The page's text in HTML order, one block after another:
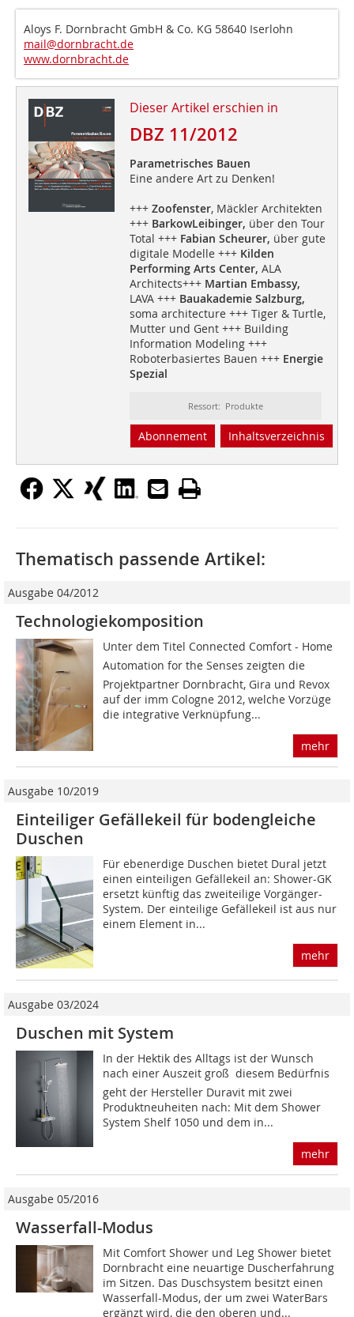
Aloys F. Dornbracht GmbH & Co. KG 58640 Iserlohn
mail@dornbracht.de
www.dornbracht.de
Dieser Artikel erschien in
DBZ 11/2012
Parametrisches Bauen
Eine andere Art zu Denken!
+++ Zoofenster, Mäckler Architekten
+++BarkowLeibinger, über den Tour
Total +++Fabian Scheurer, über gute
digitale Modelle +++ Kilden
Performing Arts Center, ALA
Architects+++ Martian Embassy,
LAVA +++ Bauakademie Salzburg,
soma architecture +++ Tiger & Turtle,
Mutter und Gent +++ Building
Information Modeling +++
Roboterbasiertes Bauen +++ Energie
Spezial
Ressort: Produkte
Abonnement Inhaltsverzeichnis
Thematisch passende Artikel:
Ausgabe 04/2012
Technologiekomposition
Unter dem Titel Connected Comfort - Home
Automation for the Senses zeigten die
Projektpartner Dornbracht, Gira und Revox
auf der imm Cologne 2012, welche Vorzüge
die integrative Verknüpfung...
mehr
Ausgabe 10/2019
Einteiliger Gefällekeil für bodengleiche
Duschen
Für ebenerdige Duschen bietet Dural jetzt
einen einteiligen Gefällekeil an: Shower-GK
ersetzt künftig das zweiteilige Vorgänger-
System. Der einteilige Gefällekeil ist aus nur
einem Element in...
mehr
Ausgabe 03/2024
Duschen mit System
In der Hektik des Alltags ist der Wunsch
nach einer Auszeit groß  diesem Bedürfnis
geht der Hersteller Duravit mit zwei
Produktneuheiten nach: Mit dem Shower
System Shelf 1050 und dem in...
mehr
Ausgabe 05/2016
Wasserfall-Modus
Mit Comfort Shower und Leg Shower bietet
Dornbracht eine neuartige Duscherfahrung
im Sitzen. Das Duschsystem besitzt einen
Wasserfall-Modus, der um zwei WaterBars
ergänzt wird, die den oberen und...